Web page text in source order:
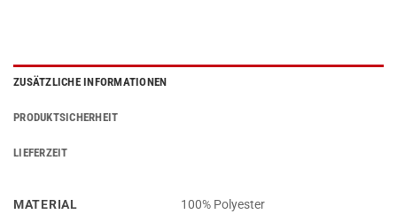
ZUSÄTZLICHE INFORMATIONEN
PRODUKTSICHERHEIT
LIEFERZEIT
MATERIAL 100% Polyester